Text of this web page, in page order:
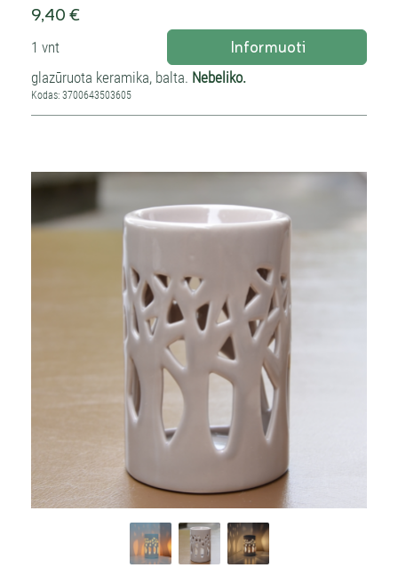
9,40 €
1 vnt Informuoti
glazūruota keramika, balta. Nebeliko.
Kodas: 3700643503605